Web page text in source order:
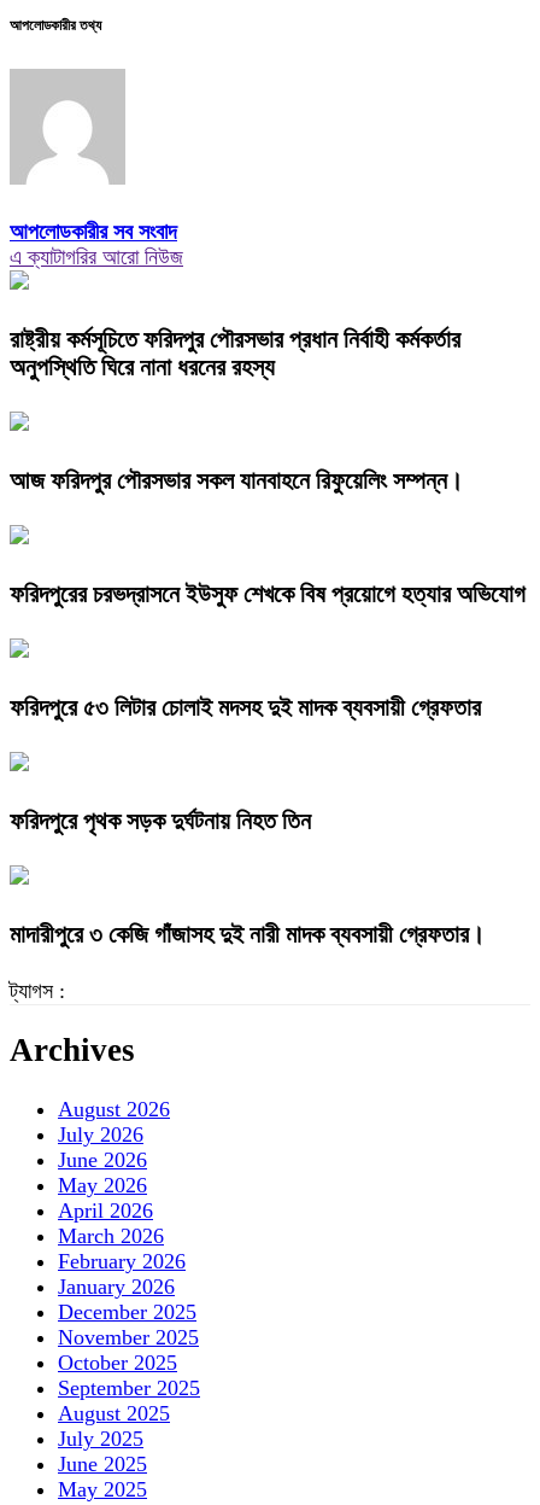
আপলোডকারীর তথ্য
আপলোডকারীর সব সংবাদ
এ ক্যাটাগরির আরো নিউজ
রাষ্ট্রীয় কর্মসূচিতে ফরিদপুর পৌরসভার প্রধান নির্বাহী কর্মকর্তার
অনুপস্থিতি ঘিরে নানা ধরনের রহস্য
আজ ফরিদপুর পৌরসভার সকল যানবাহনে রিফুয়েলিং সম্পন্ন।
ফরিদপুরের চরভদ্রাসনে ইউসুফ শেখকে বিষ প্রয়োগে হত্যার অভিযোগ
ফরিদপুরে ৫৩ লিটার চোলাই মদসহ দুই মাদক ব্যবসায়ী গ্রেফতার
ফরিদপুরে পৃথক সড়ক দুর্ঘটনায় নিহত তিন
মাদারীপুরে ৩ কেজি গাঁজাসহ দুই নারী মাদক ব্যবসায়ী গ্রেফতার।
ট্যাগস :
Archives
August 2026
July 2026
June 2026
May 2026
April 2026
March 2026
February 2026
January 2026
December 2025
November 2025
October 2025
September 2025
August 2025
July 2025
June 2025
May 2025